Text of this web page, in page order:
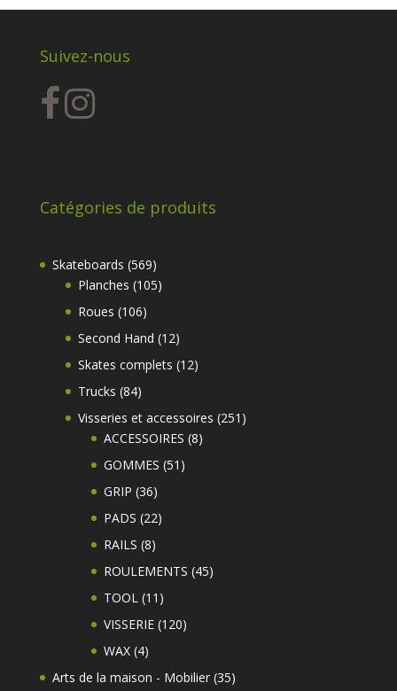
Suivez-nous
Catégories de produits
Skateboards 569569
produits
Planches 105105
Roues 106106
produits
Second Hand 1212
produits
Skates complets 1212
Trucks 8484
produits
Visseries et accessoires 251 251
ACCESSOIRES 88
GOMMES 51 51
GRIP 3636
produits
PADS 2222
RAILS 88
produits
ROULEMENTS 4545
TOOL 11 11
produits
VISSERIE 120120
WAX 44
produits
Arts de la maison - Mobilier 3535